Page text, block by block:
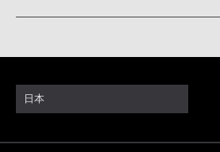
日本